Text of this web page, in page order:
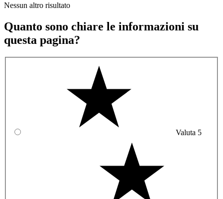
Nessun altro risultato
Quanto sono chiare le informazioni su
questa pagina?
Valuta 5